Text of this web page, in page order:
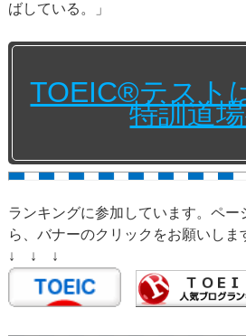
ばしている。」
TOEIC®テスト
特訓道
ランキングに参加しています。ペー
ら、バナーのクリックをお願いしま
↓ ↓ ↓